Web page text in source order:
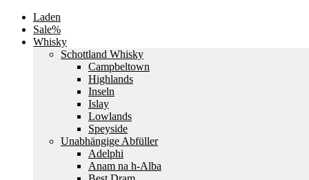
Laden
Sale%
Whisky
Schottland Whisky
Campbeltown
Highlands
Inseln
Islay
Lowlands
Speyside
Unabhängige Abfüller
Adelphi
Anam na h-Alba